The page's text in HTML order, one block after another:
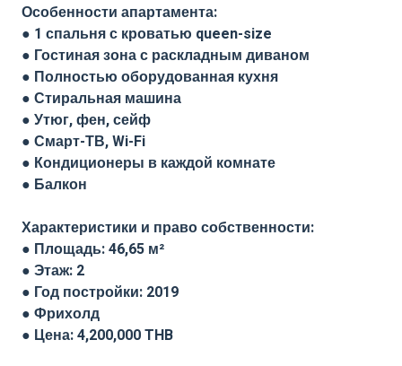
Особенности апартамента:
● 1 спальня с кроватью queen-size
● Гостиная зона с раскладным диваном
● Полностью оборудованная кухня
● Стиральная машина
● Утюг, фен, сейф
● Смарт-ТВ, Wi-Fi
● Кондиционеры в каждой комнате
● Балкон
Характеристики и право собственности:
● Площадь: 46,65 м²
● Этаж: 2
● Год постройки: 2019
● Фрихолд
● Цена: 4,200,000 THB